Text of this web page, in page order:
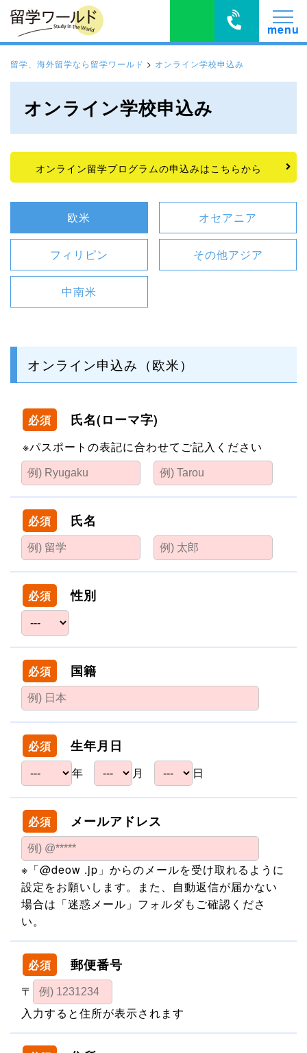
留学、海外留学なら留学ワールド > オンライン学校申込み
オンライン学校申込み
オンライン留学プログラムの申込みはこちらから
欧米 オセアニア
フィリピン その他アジア
中南米
オンライン申込み（欧米）
必須 氏名(ローマ字)
※パスポートの表記に合わせてご記入ください
必須 氏名
必須 性別
必須 国籍
必須 生年月日
年 月 日
必須 メールアドレス
※「@deow .jp」からのメールを受け取れるように
設定をお願いします。また、自動返信が届かない
場合は「迷惑メール」フォルダもご確認くださ
い。
必須 郵便番号
〒
入力すると住所が表示されます